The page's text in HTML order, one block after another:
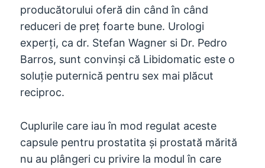
producătorului oferă din când în când
reduceri de preț foarte bune. Urologi
experți, ca dr. Stefan Wagner si Dr. Pedro
Barros, sunt convinși că Libidomatic este o
soluție puternică pentru sex mai plăcut
reciproc.
Cuplurile care iau în mod regulat aceste
capsule pentru prostatita și prostată mărită
nu au plângeri cu privire la modul în care